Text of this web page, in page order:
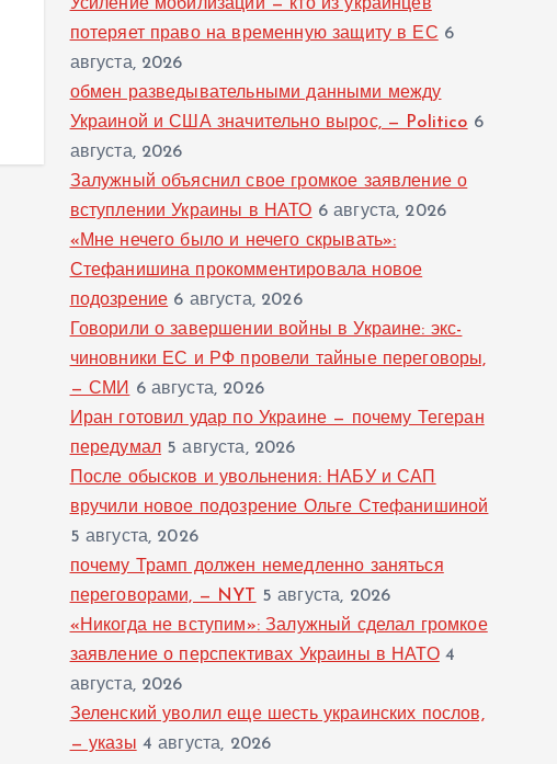
Усиление мобилизации — кто из украинцев
потеряет право на временную защиту в ЕС 6
августа, 2026
обмен разведывательными данными между
Украиной и США значительно вырос, — Politico 6
августа, 2026
Залужный объяснил свое громкое заявление о
вступлении Украины в НАТО 6 августа, 2026
«Мне нечего было и нечего скрывать»:
Стефанишина прокомментировала новое
подозрение 6 августа, 2026
Говорили о завершении войны в Украине: экс-
чиновники ЕС и РФ провели тайные переговоры,
— СМИ 6 августа, 2026
Иран готовил удар по Украине — почему Тегеран
передумал 5 августа, 2026
После обысков и увольнения: НАБУ и САП
вручили новое подозрение Ольге Стефанишиной
5 августа, 2026
почему Трамп должен немедленно заняться
переговорами, — NYT
5 августа, 2026
«Никогда не вступим»: Залужный сделал громкое
заявление о перспективах Украины в НАТО 4
августа, 2026
Зеленский уволил еще шесть украинских послов,
— указы 4 августа, 2026